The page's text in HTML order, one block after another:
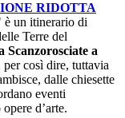
RIDOTTA
è un itinerario di
Terre del
Scanzorosciate a
così dire, tuttavia
dalle chiesette
eventi
d’arte.